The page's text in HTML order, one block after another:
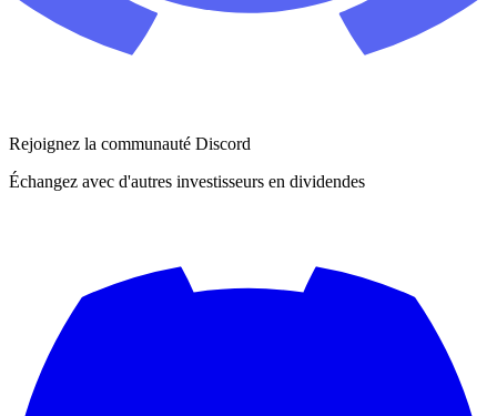
Rejoignez la communauté Discord
Échangez avec d'autres investisseurs en dividendes